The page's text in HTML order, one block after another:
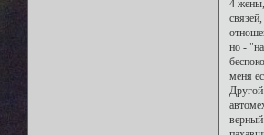
4
но -
меня
Другой